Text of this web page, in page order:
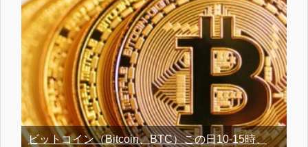
ビットコイン（Bitcoin、BTC）この日10-15時、